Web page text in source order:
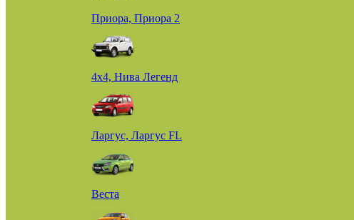
Приора, Приора 2
4х4, Нива Легенд
Ларгус, Ларгус FL
Веста